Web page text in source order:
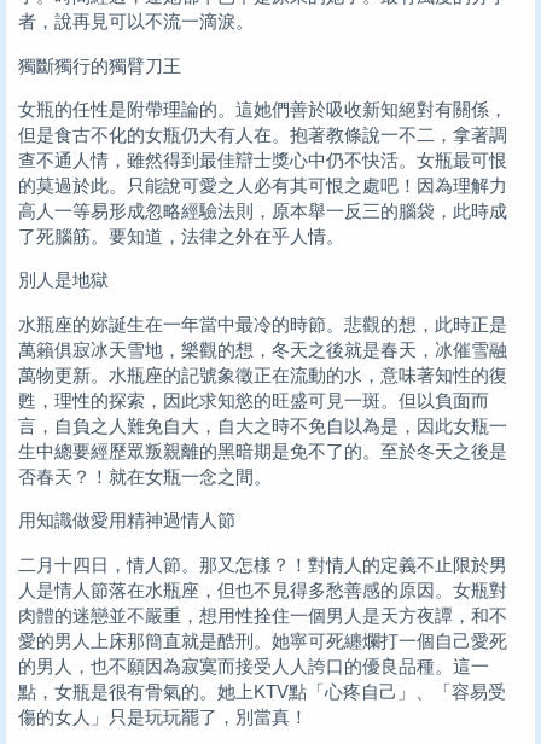
者，說再見可以不流一滴淚。
獨斷獨行的獨臂刀王
女瓶的任性是附帶理論的。這她們善於吸收新知絕對有關係，
但是食古不化的女瓶仍大有人在。抱著教條說一不二，拿著調
查不通人情，雖然得到最佳辯士獎心中仍不快活。女瓶最可恨
的莫過於此。只能說可愛之人必有其可恨之處吧！因為理解力
高人一等易形成忽略經驗法則，原本舉一反三的腦袋，此時成
了死腦筋。要知道，法律之外在乎人情。
別人是地獄
水瓶座的妳誕生在一年當中最冷的時節。悲觀的想，此時正是
萬籟俱寂冰天雪地，樂觀的想，冬天之後就是春天，冰催雪融
萬物更新。水瓶座的記號象徵正在流動的水，意味著知性的復
甦，理性的探索，因此求知慾的旺盛可見一斑。但以負面而
言，自負之人難免自大，自大之時不免自以為是，因此女瓶一
生中總要經歷眾叛親離的黑暗期是免不了的。至於冬天之後是
否春天？！就在女瓶一念之間。
用知識做愛用精神過情人節
二月十四日，情人節。那又怎樣？！對情人的定義不止限於男
人是情人節落在水瓶座，但也不見得多愁善感的原因。女瓶對
肉體的迷戀並不嚴重，想用性拴住一個男人是天方夜譚，和不
愛的男人上床那簡直就是酷刑。她寧可死纏爛打一個自己愛死
的男人，也不願因為寂寞而接受人人誇口的優良品種。這一
點，女瓶是很有骨氣的。她上KTV點「心疼自己」、「容易受
傷的女人」只是玩玩罷了，別當真！